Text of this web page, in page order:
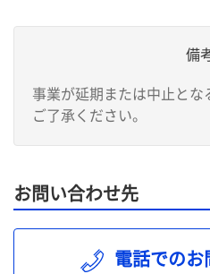
備
事業が延期または中止と
ご了承ください。
お問い合わせ先
電話での